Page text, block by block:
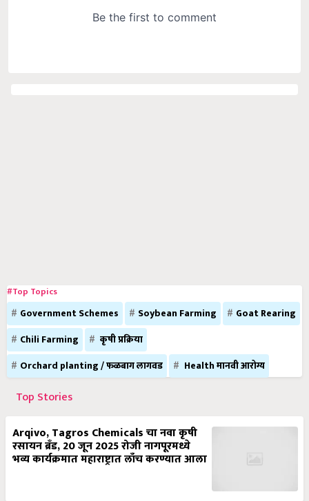
#Top Topics
Government Schemes Soybean Farming
Goat Rearing
Chili Farming
कृषी प्रक्रिया
Orchard planting / फळबाग लागवड
Health मानवी आरोग्य
Top Stories
Arqivo, Tagros Chemicals चा नवा कृषी
रसायन ब्रँड, 20 जून 2025 रोजी नागपूरमध्ये
भव्य कार्यक्रमात महाराष्ट्रात लाँच करण्यात आला